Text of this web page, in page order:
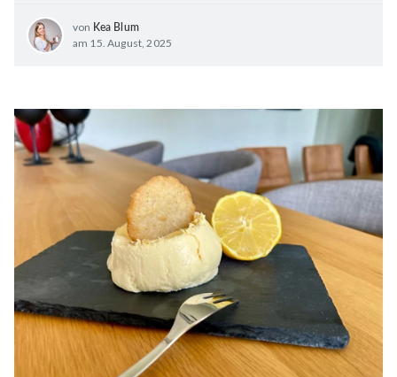
von Kea Blum
am 15. August, 2025